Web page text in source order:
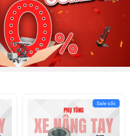
Sale sốc